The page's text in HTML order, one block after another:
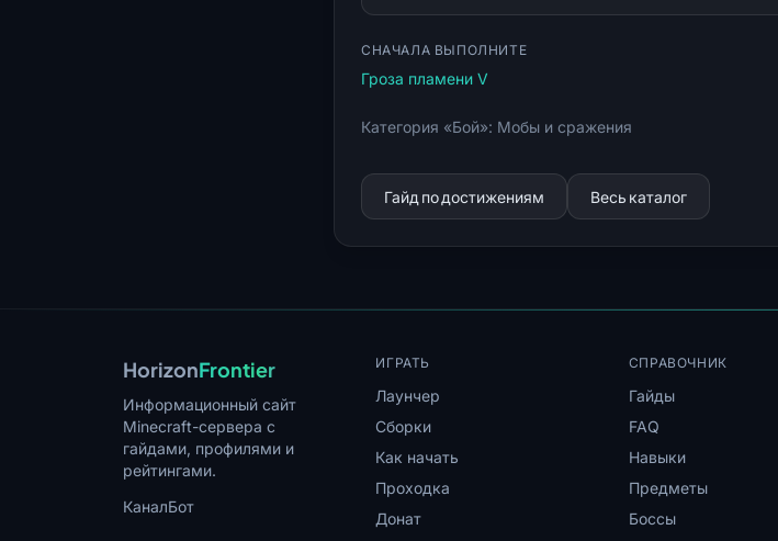
СНАЧАЛА ВЫПОЛНИТЕ
Гроза пламени V
Категория «Бой»: Мобы и сражения
Гайд по достижениям Весь каталог
HorizonFrontier
Информационный сайт
Minecraft-сервера с
гайдами, профилями и
рейтингами.
КаналБот
ИГРАТЬ
Лаунчер
Сборки
Как начать
Проходка
Донат
СПРАВОЧНИК
Гайды
FAQ
Навыки
Предметы
Боссы